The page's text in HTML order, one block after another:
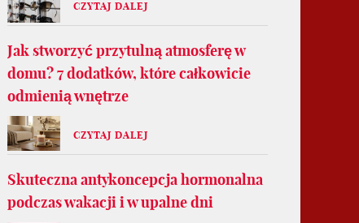
CZYTAJ DALEJ
Jak stworzyć przytulną atmosferę w
domu? 7 dodatków, które całkowicie
odmienią wnętrze
CZYTAJ DALEJ
Skuteczna antykoncepcja hormonalna
podczas wakacji i w upalne dni